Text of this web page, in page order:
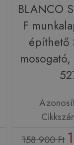
BLANCO
F
építhető
158 900 Ft